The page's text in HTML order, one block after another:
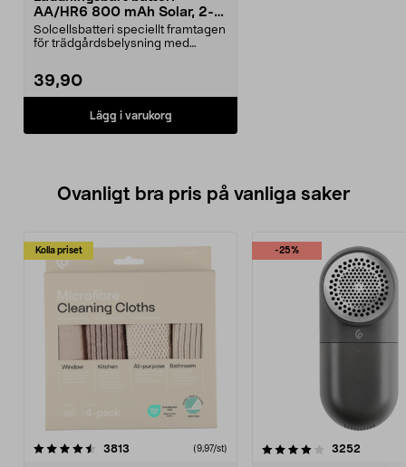
AA/HR6 800 mAh Solar, 2-
pack
Solcellsbatteri speciellt framtagen
för trädgårdsbelysning med
39,90
Lägg i varukorg
Ovanligt bra pris på vanliga saker
Kolla priset
3813 (9,97/st)
-25%
4.0av 5 stjärnor 3252
4.5av 5 stjärnor